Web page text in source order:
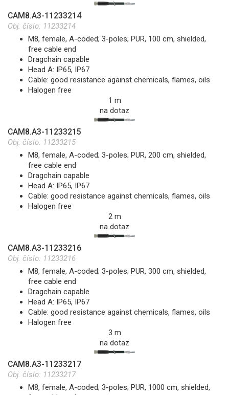
CAM8.A3-11233214
Obj. číslo: 11233214
M8, female, A-coded; 3-poles; PUR, 100 cm, shielded,
free cable end
Dragchain capable
Head A: IP65, IP67
Cable: good resistance against chemicals, flames, oils
Halogen free
1 m
na dotaz
CAM8.A3-11233215
Obj. číslo: 11233215
M8, female, A-coded; 3-poles; PUR, 200 cm, shielded,
free cable end
Dragchain capable
Head A: IP65, IP67
Cable: good resistance against chemicals, flames, oils
Halogen free
2 m
na dotaz
CAM8.A3-11233216
Obj. číslo: 11233216
M8, female, A-coded; 3-poles; PUR, 300 cm, shielded,
free cable end
Dragchain capable
Head A: IP65, IP67
Cable: good resistance against chemicals, flames, oils
Halogen free
3 m
na dotaz
CAM8.A3-11233217
Obj. číslo: 11233217
M8, female, A-coded; 3-poles; PUR, 1000 cm, shielded,